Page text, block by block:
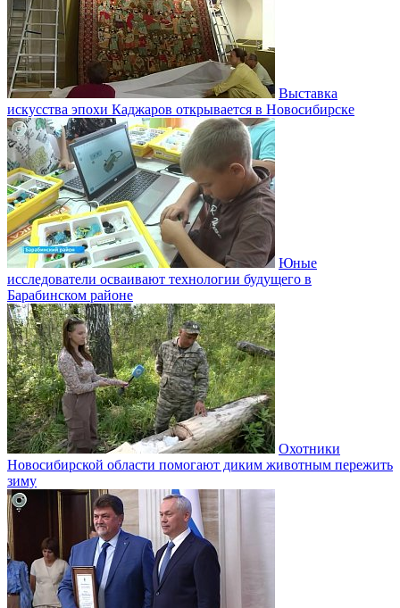
Выставка
искусства эпохи Каджаров открывается в Новосибирске
Юные
исследователи осваивают технологии будущего в
Барабинском районе
Охотники
Новосибирской области помогают диким животным пережить
зиму